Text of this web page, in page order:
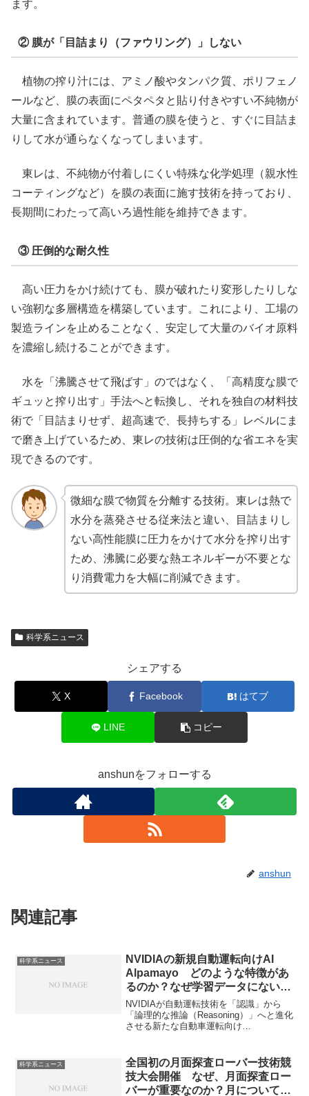
ます。
② 膜が「目詰まり（ファウリング）」しない
植物の搾り汁には、アミノ酸やタンパク質、ポリフェノ
ールなど、膜の表面にペタペタと貼り付きやすい不純物が
大量に含まれています。普通の膜を使うと、すぐに目詰ま
りして水が通らなくなってしまいます。
東レは、不純物が付着しにくい特殊な化学処理（親水性
コーティングなど）を膜の表面に施す技術を持っており、
長期間にわたって高いろ過性能を維持できます。
③ 圧倒的な耐久性
高い圧力をかけ続けても、膜が破れたり変形したりしな
い強靭な多層構造を構築しています。これにより、工場の
製造ラインを止めることなく、安定して大量のバイオ原料
を濃縮し続けることができます。
水を「沸騰させて飛ばす」のではなく、「高精度な膜で
ギュッと搾り出す」手法へと転換し、それを独自の材料技
術で「目詰まりせず、超高速で、長持ちする」レベルにま
で磨き上げているため、東レの技術は圧倒的な省エネを実
現できるのです。
微細な膜で物質を分離する技術。東レは熱で
水分を蒸発させる従来法と違い、目詰まりし
ない高性能膜に圧力をかけて水分を搾り出す
ため、沸騰に必要な熱エネルギーが不要とな
り消費電力を大幅に削減できます。
科学系ニュース
シェアする
X Facebook はてブ
LINE コピー
anshunをフォローする
anshun
関連記事
科学系ニュース
NVIDIAの新規自動運転向けAI
Alpamayo どのような特徴があ
るのか？なぜ学習データにない稀
な状況に強いのか？
NVIDIAが自動運転技術を「認識」から
「論理的な推論（Reasoning）」へと進化
させる新たな自動車運転向け
AIとは異なり、因果関係を説明できるの
が最大の特徴です。なぜロングテールへ
の適応に優れるのかを知ることができま
す。
科学系ニュース
全国初の月面探査ローバー技術競
技大会開催 なぜ、月面探査ロー
バーが重要なのか？月についてわ